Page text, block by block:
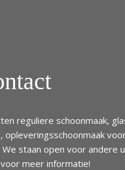
reguliere schoonmaak,
staan open voor andere
meer informatie!